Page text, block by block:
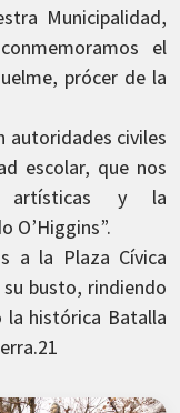
Municipalidad,
el
prócer de la
autoridades civiles
escolar, que nos
artísticas y la
O’Higgins”.
a la Plaza Cívica
busto, rindiendo
la histórica Batalla